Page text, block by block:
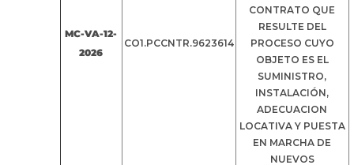
MC-VA-12-
2026
CO1.PCCNTR.9623614
CONTRATO QUE
RESULTE DEL
PROCESO CUYO
OBJETO ES EL
SUMINISTRO,
INSTALACIÓN,
ADECUACION
LOCATIVA Y PUESTA
EN MARCHA DE
NUEVOS